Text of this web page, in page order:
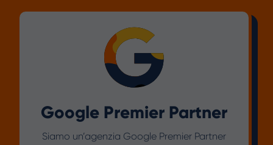
Google Premier Partner
Siamo un’agenzia Google Premier Partner